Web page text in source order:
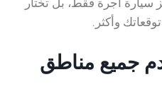
سيارة أجرة فقط، بل تختار
وأكثر.
جميع مناطق